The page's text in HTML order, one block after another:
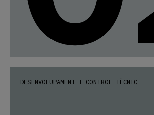
DESENVOLUPAMENT I CONTROL TÈCNIC